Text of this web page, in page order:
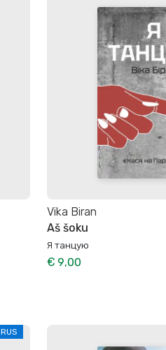
Vika Biran
Aš šoku
Я танцую
€ 9,00
RUS